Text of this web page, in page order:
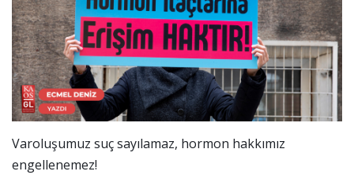
Varoluşumuz suç sayılamaz, hormon hakkımız
engellenemez!